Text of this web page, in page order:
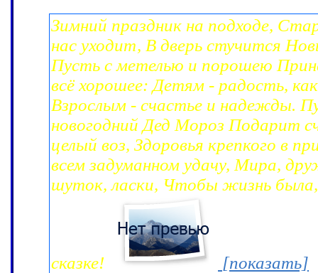
Зимний праздник на подходе,
нас уходит, В дверь стучится
Пусть с метелью и порошею
всё хорошее: Детям - радость,
Взрослым - счастье и надежды.
новогодний Дед Мороз Подарит
целый воз, Здоровья крепкого в
всем задуманном удачу, Мира,
шуток, ласки, Чтобы жизнь была,
сказке! [показать]